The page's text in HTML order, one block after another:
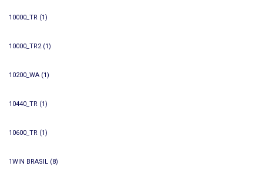
10000_TR (1)
10000_TR2(1)
10200_WA (1)
10440_TR (1)
10600_TR (1)
1WIN BRASIL (8)